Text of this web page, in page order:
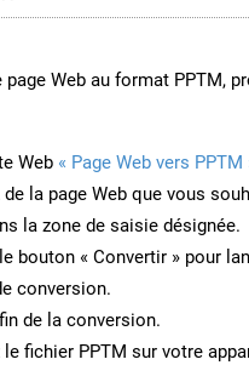
Web au format PPTM,
Web « Page Web vers PPTM
de la page Web que vous
la zone de saisie désignée.
bouton « Convertir » pour
conversion.
de la conversion.
le fichier PPTM sur votre